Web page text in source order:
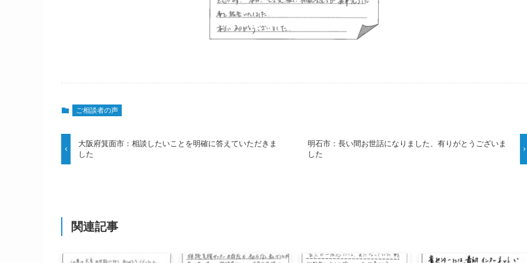
ご相談者の声
大阪府箕面市：相談したいことを明確に答えていただきま
した
明石市：長い間お世話になりました、有りがとうございま
した
関連記事